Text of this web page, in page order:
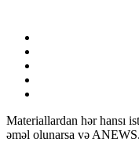
Materiallardan hər hansı
əməl olunarsa və